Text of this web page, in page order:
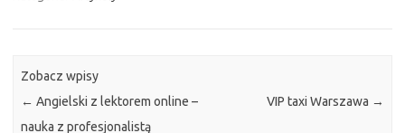
Zobacz wpisy
← Angielski z lektorem online –
nauka z profesjonalistą
VIP taxi Warszawa →